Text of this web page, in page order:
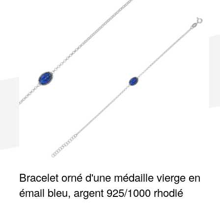
Bracelet orné d'une médaille vierge en
émail bleu, argent 925/1000 rhodié